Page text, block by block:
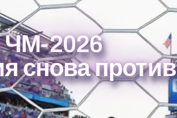
ЧМ-2026
снова против